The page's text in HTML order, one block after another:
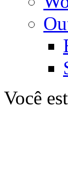
Você